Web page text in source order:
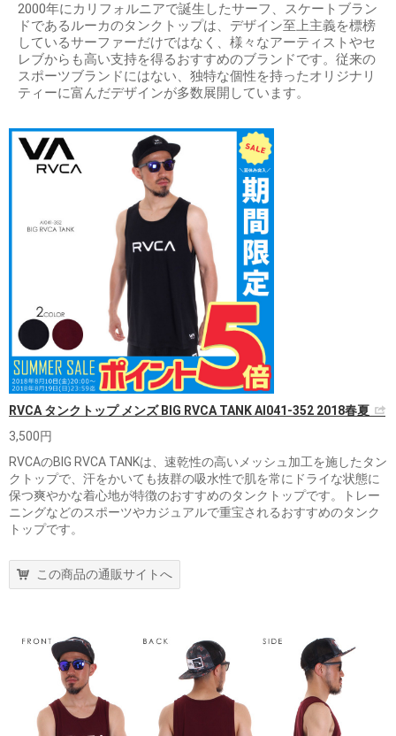
2000年にカリフォルニアで誕生したサーフ、スケートブラン
ドであるルーカのタンクトップは、デザイン至上主義を標榜
しているサーファーだけではなく、様々なアーティストやセ
レブからも高い支持を得るおすすめのブランドです。従来の
スポーツブランドにはない、独特な個性を持ったオリジナリ
ティーに富んだデザインが多数展開しています。
RVCA タンクトップ メンズ BIG RVCA TANK AI041-352 2018春夏
3,500円
RVCAのBIG RVCA TANKは、速乾性の高いメッシュ加工を施したタン
クトップで、汗をかいても抜群の吸水性で肌を常にドライな状態に
保つ爽やかな着心地が特徴のおすすめのタンクトップです。トレー
ニングなどのスポーツやカジュアルで重宝されるおすすめのタンク
トップです。
この商品の通販サイトへ